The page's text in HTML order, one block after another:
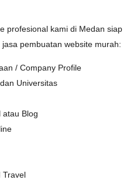
profesional kami di Medan siap
pembuatan website murah:
/ Company Profile
Universitas
atau Blog
Travel